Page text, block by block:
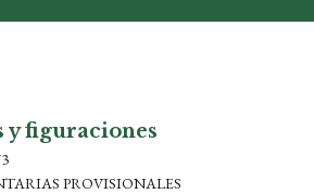
y figuraciones
PROVISIONALES